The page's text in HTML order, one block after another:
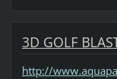
3D GOLF
http://